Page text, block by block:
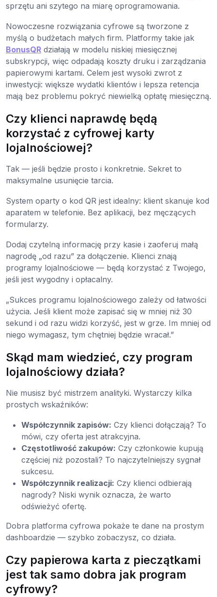
sprzętu ani szytego na miarę oprogramowania.
Nowoczesne rozwiązania cyfrowe są tworzone z
myślą o budżetach małych firm. Platformy takie jak
BonusQR działają w modelu niskiej miesięcznej
subskrypcji, więc odpadają koszty druku i zarządzania
papierowymi kartami. Celem jest wysoki zwrot z
inwestycji: większe wydatki klientów i lepsza retencja
mają bez problemu pokryć niewielką opłatę miesięczną.
Czy klienci naprawdę będą
korzystać z cyfrowej karty
lojalnościowej?
Tak — jeśli będzie prosto i konkretnie. Sekret to
maksymalne usunięcie tarcia.
System oparty o kod QR jest idealny: klient skanuje kod
aparatem w telefonie. Bez aplikacji, bez męczących
formularzy.
Dodaj czytelną informację przy kasie i zaoferuj małą
nagrodę „od razu” za dołączenie. Klienci znają
programy lojalnościowe — będą korzystać z Twojego,
jeśli jest wygodny i opłacalny.
„Sukces programu lojalnościowego zależy od łatwości
użycia. Jeśli klient może zapisać się w mniej niż 30
sekund i od razu widzi korzyść, jest w grze. Im mniej od
niego wymagasz, tym chętniej będzie wracał.”
Skąd mam wiedzieć, czy program
lojalnościowy działa?
Nie musisz być mistrzem analityki. Wystarczy kilka
prostych wskaźników:
Współczynnik zapisów: Czy klienci dołączają? To
mówi, czy oferta jest atrakcyjna.
Częstotliwość zakupów: Czy członkowie kupują
częściej niż pozostali? To najczytelniejszy sygnał
sukcesu.
Współczynnik realizacji: Czy klienci odbierają
nagrody? Niski wynik oznacza, że warto
odświeżyć ofertę.
Dobra platforma cyfrowa pokaże te dane na prostym
dashboardzie — szybko zobaczysz, co działa.
Czy papierowa karta z pieczątkami
jest tak samo dobra jak program
cyfrowy?